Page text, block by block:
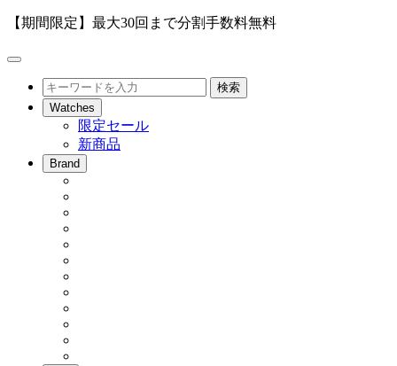
【期間限定】最大30回まで分割手数料無料
メ
検
索
検索
Watches
限定セール
新商品
Brand